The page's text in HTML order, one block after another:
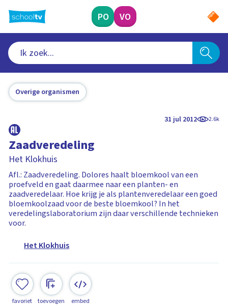
naar
hoofdinhoud
PO VO
Overige organismen
31 jul 2012 2.6k
Zaadveredeling
Het Klokhuis
Afl.: Zaadveredeling. Dolores haalt bloemkool van een
proefveld en gaat daarmee naar een planten- en
zaadveredelaar. Hoe krijg je als plantenveredelaar een goed
bloemkoolzaad voor de beste bloemkool? In het
veredelingslaboratorium zijn daar verschillende technieken
voor.
Het Klokhuis
favoriet toevoegen embed